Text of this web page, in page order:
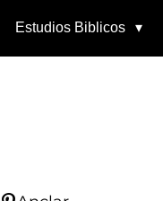
Estudios Biblicos